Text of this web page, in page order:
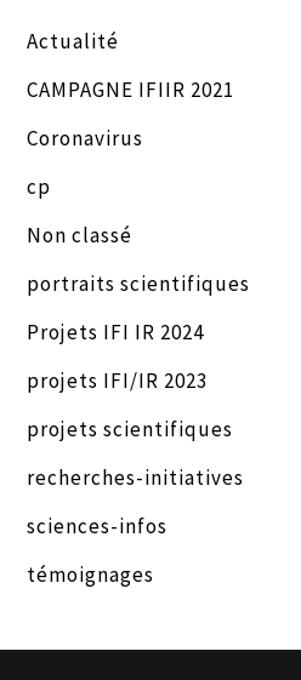
Actualité
CAMPAGNE IFIIR 2021
Coronavirus
cp
Non classé
portraits scientifiques
Projets IFI IR 2024
projets IFI/IR 2023
projets scientifiques
recherches-initiatives
sciences-infos
témoignages